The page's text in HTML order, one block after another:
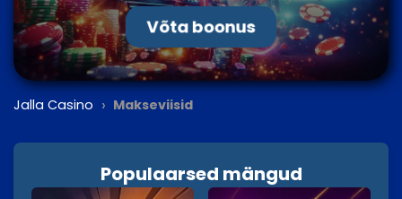
Võta boonus
Jalla Casino › Makseviisid
Populaarsed mängud